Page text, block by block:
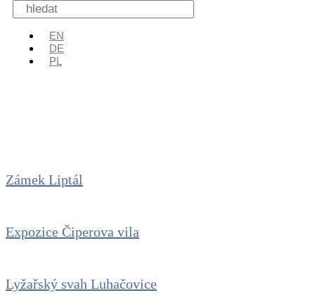
EN
DE
PL
Zámek Liptál
Expozice Čiperova vila
Lyžařský svah Luhačovice